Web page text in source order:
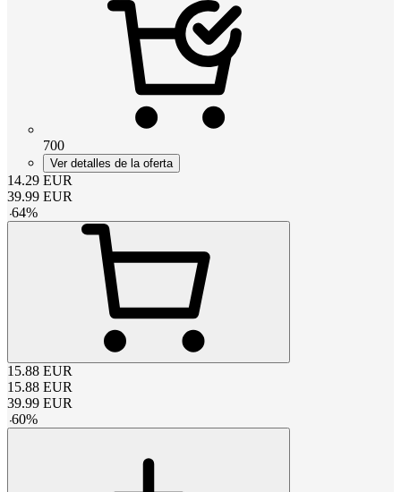
700
Ver detalles de la oferta
14.29 EUR
39.99 EUR
-64%
15.88 EUR
15.88 EUR
39.99 EUR
-60%